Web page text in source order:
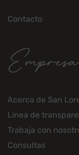
Contacto
Empresa
Acerca de San
Línea de
Trabaja con
Consultas